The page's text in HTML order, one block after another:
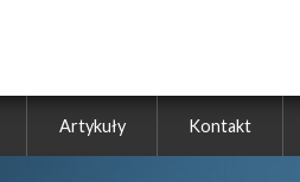
Artykuły Kontakt